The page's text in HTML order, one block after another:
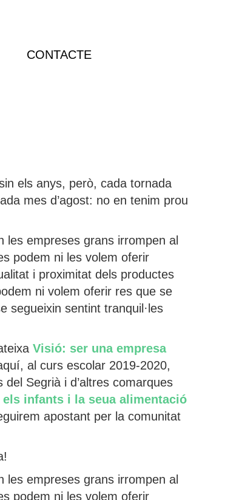
CONTACTE
els anys, però, cada tornada
mes d’agost: no en tenim prou
empreses grans irrompen al
podem ni les volem oferir
i proximitat dels productes
ni volem oferir res que se
segueixin sentint tranquil·les
Visió: ser una empresa
al curs escolar 2019-2020,
Segrià i d’altres comarques
els infants i la seua alimentació
apostant per la comunitat
empreses grans irrompen al
podem ni les volem oferir